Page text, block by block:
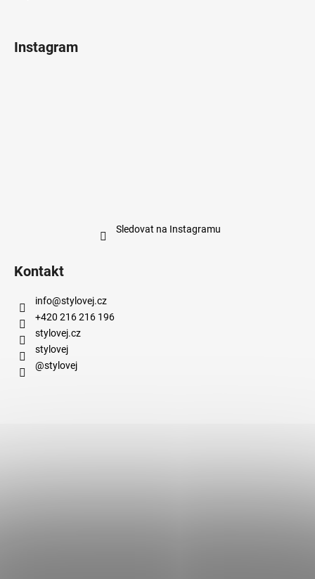
Instagram
Sledovat na Instagramu
Kontakt
info@stylovej.cz
+420 216 216 196
stylovej.cz
stylovej
@stylovej